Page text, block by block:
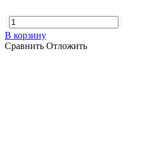
В корзину
Сравнить Отложить